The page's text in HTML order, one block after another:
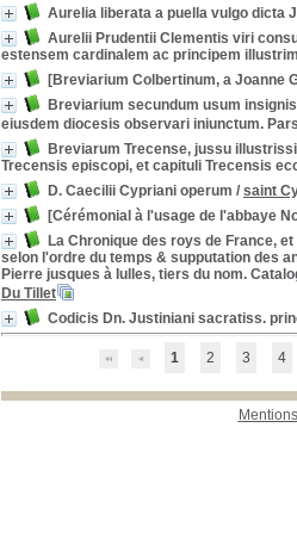
Aurelia liberata a puella vulgo dicta
Aurelii Prudentii Clementis viri
estensem cardinalem ac principem
[Breviarium Colbertinum, a Joanne
Breviarium secundum usum
eiusdem diocesis observari iniunctum.
Breviarum Trecense, jussu
Trecensis episcopi, et capituli Trecensis
D. Caecilii Cypriani operum / saint
[Cérémonial à l'usage de l'abbaye
La Chronique des roys de France,
selon l'ordre du temps & supputation des
Pierre jusques à Iulles, tiers du nom.
Du Tillet
Codicis Dn. Justiniani sacratiss.
1 2 3 4